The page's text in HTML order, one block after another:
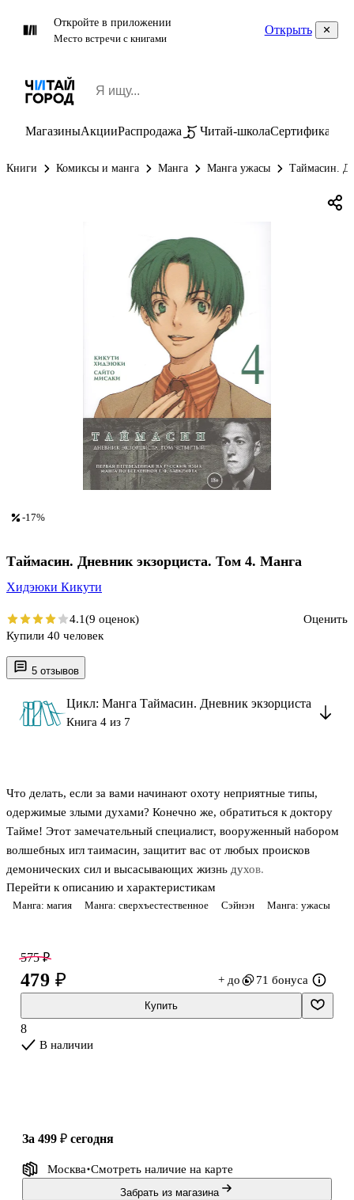
Откройте в приложении
Место встречи с книгами
Открыть
МагазиныАкцииРаспродажа Читай-школаСертификаты
Книги Комиксы и манга Манга Манга ужасы Таймасин.
5 отзывов
Цикл: Манга Таймасин. Дневник экзорциста
Книга 4 из 7
Манга: магия Манга: сверхъестественное Сэйнэн Манга: ужасы
Что делать, если за вами начинают охоту неприятные типы,
одержимые злыми духами? Конечно же, обратиться к доктору
Тайме! Этот замечательный специалист, вооруженный набором
волшебных игл таимасин, защитит вас от любых происков
демонических сил и высасывающих жизнь духов.
Перейти к описанию и характеристикам
-17%
Таймасин. Дневник экзорциста. Том 4. Манга
Хидэюки Кикути
4.1(9 оценок)
Оценить
Купили 40 человек
575 ₽
479 ₽ + до 71 бонуса
Купить
8
В наличии
за 499 ₽ сегодня
Москва Смотреть наличие на карте
Забрать из магазина